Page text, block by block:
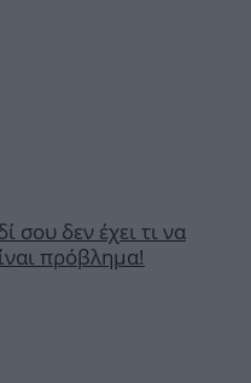
σου δεν έχει τι να
πρόβλημα!